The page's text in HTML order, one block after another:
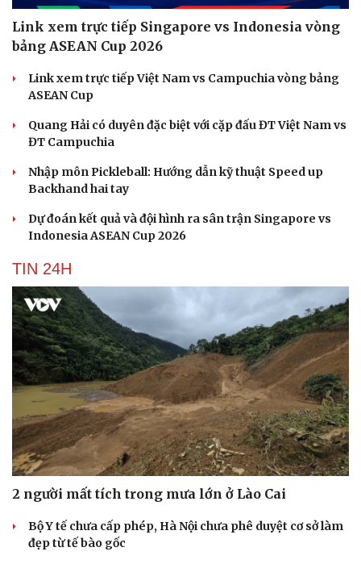
Tư vấn
Săn Tour
check-in
Câu chuyện thời sự
Cửa sổ tình yêu
Link xem trực tiếp Singapore vs Indonesia vòng
bảng ASEAN Cup 2026
Link xem trực tiếp Việt Nam vs Campuchia vòng bảng
ASEAN Cup
Quang Hải có duyên đặc biệt với cặp đấu ĐT Việt Nam vs
ĐT Campuchia
Nhập môn Pickleball: Hướng dẫn kỹ thuật Speed up
Backhand hai tay
Dự đoán kết quả và đội hình ra sân trận Singapore vs
Indonesia ASEAN Cup 2026
TIN 24H
2 người mất tích trong mưa lớn ở Lào Cai
Bộ Y tế chưa cấp phép, Hà Nội chưa phê duyệt cơ sở làm
đẹp từ tế bào gốc